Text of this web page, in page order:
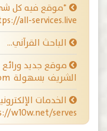
*موقع فيه كل
all-services.live/
الباحث القرآني…
موقع جديد
الشريف بسهولة http://hdith.com
الخدمات
w10w.net/serves/